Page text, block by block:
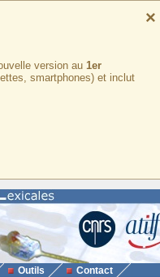
×
version au 1er
smartphones) et inclut
Outils Contact